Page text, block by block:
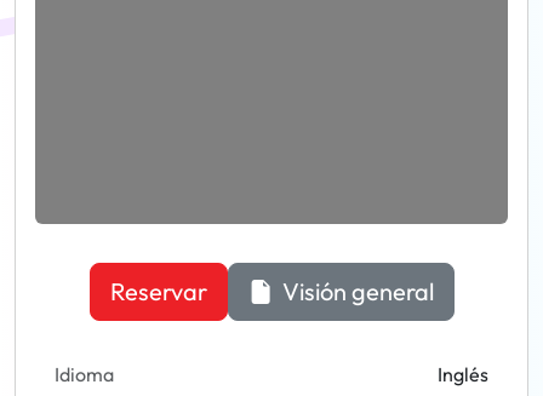
Reservar Visión general
Idioma Inglés